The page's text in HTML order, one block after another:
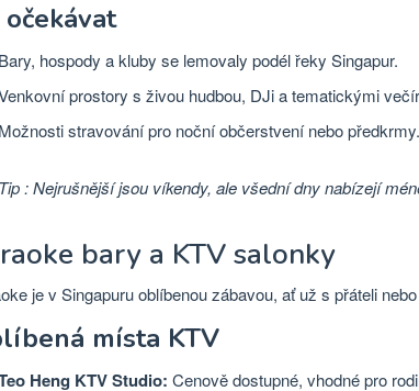
očekávat
Bary, hospody a kluby se lemovaly podél řeky Singapur.
prostory s živou hudbou, DJi a tematickými
Možnosti stravování pro noční občerstvení nebo předkrmy.
Tip : Nejrušnější jsou víkendy, ale všední dny nabízejí
bary a KTV salonky
je v Singapuru oblíbenou zábavou, ať už s přáteli
místa KTV
Heng KTV Studio: Cenově dostupné, vhodné pro